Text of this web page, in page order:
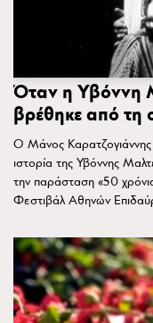
Όταν η Υβόννη
βρέθηκε από τη
Ο Μάνος
ιστορία της Υβόννης
την παράσταση «50
Φεστιβάλ Αθηνών